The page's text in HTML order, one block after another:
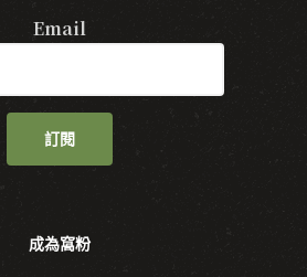
Email
訂閱
成為窩粉